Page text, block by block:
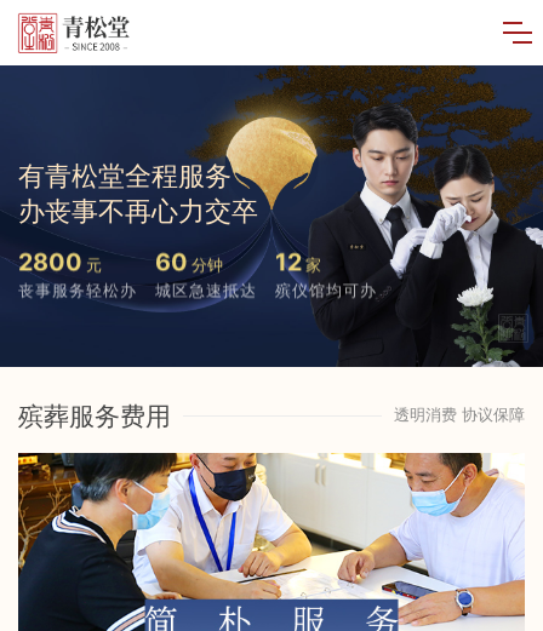
有青松堂全程服务
办丧事不再心力交卒
2800 元
丧事服务轻松办
60 分钟
城区急速抵达
12 家
殡仪馆均可办
殡葬服务费用 透明消费 协议保障